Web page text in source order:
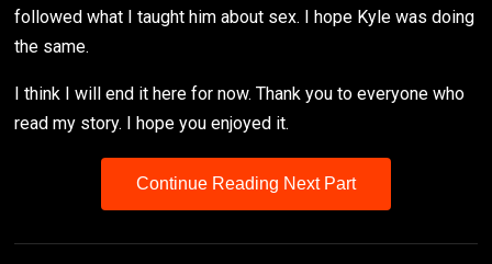
followed what I taught him about sex. I hope Kyle was doing
the same.
I think I will end it here for now. Thank you to everyone who
read my story. I hope you enjoyed it.
Continue Reading Next Part